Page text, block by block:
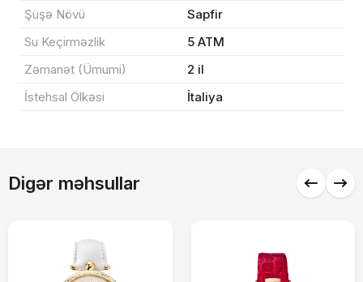
Şüşə Növü
Sapfir
Su Keçirməzlik
5 ATM
Zəmanət (Ümumi)
2 il
İstehsal Ölkəsi
İtaliya
Digər məhsullar
Sifarişi rəsmiləşdir